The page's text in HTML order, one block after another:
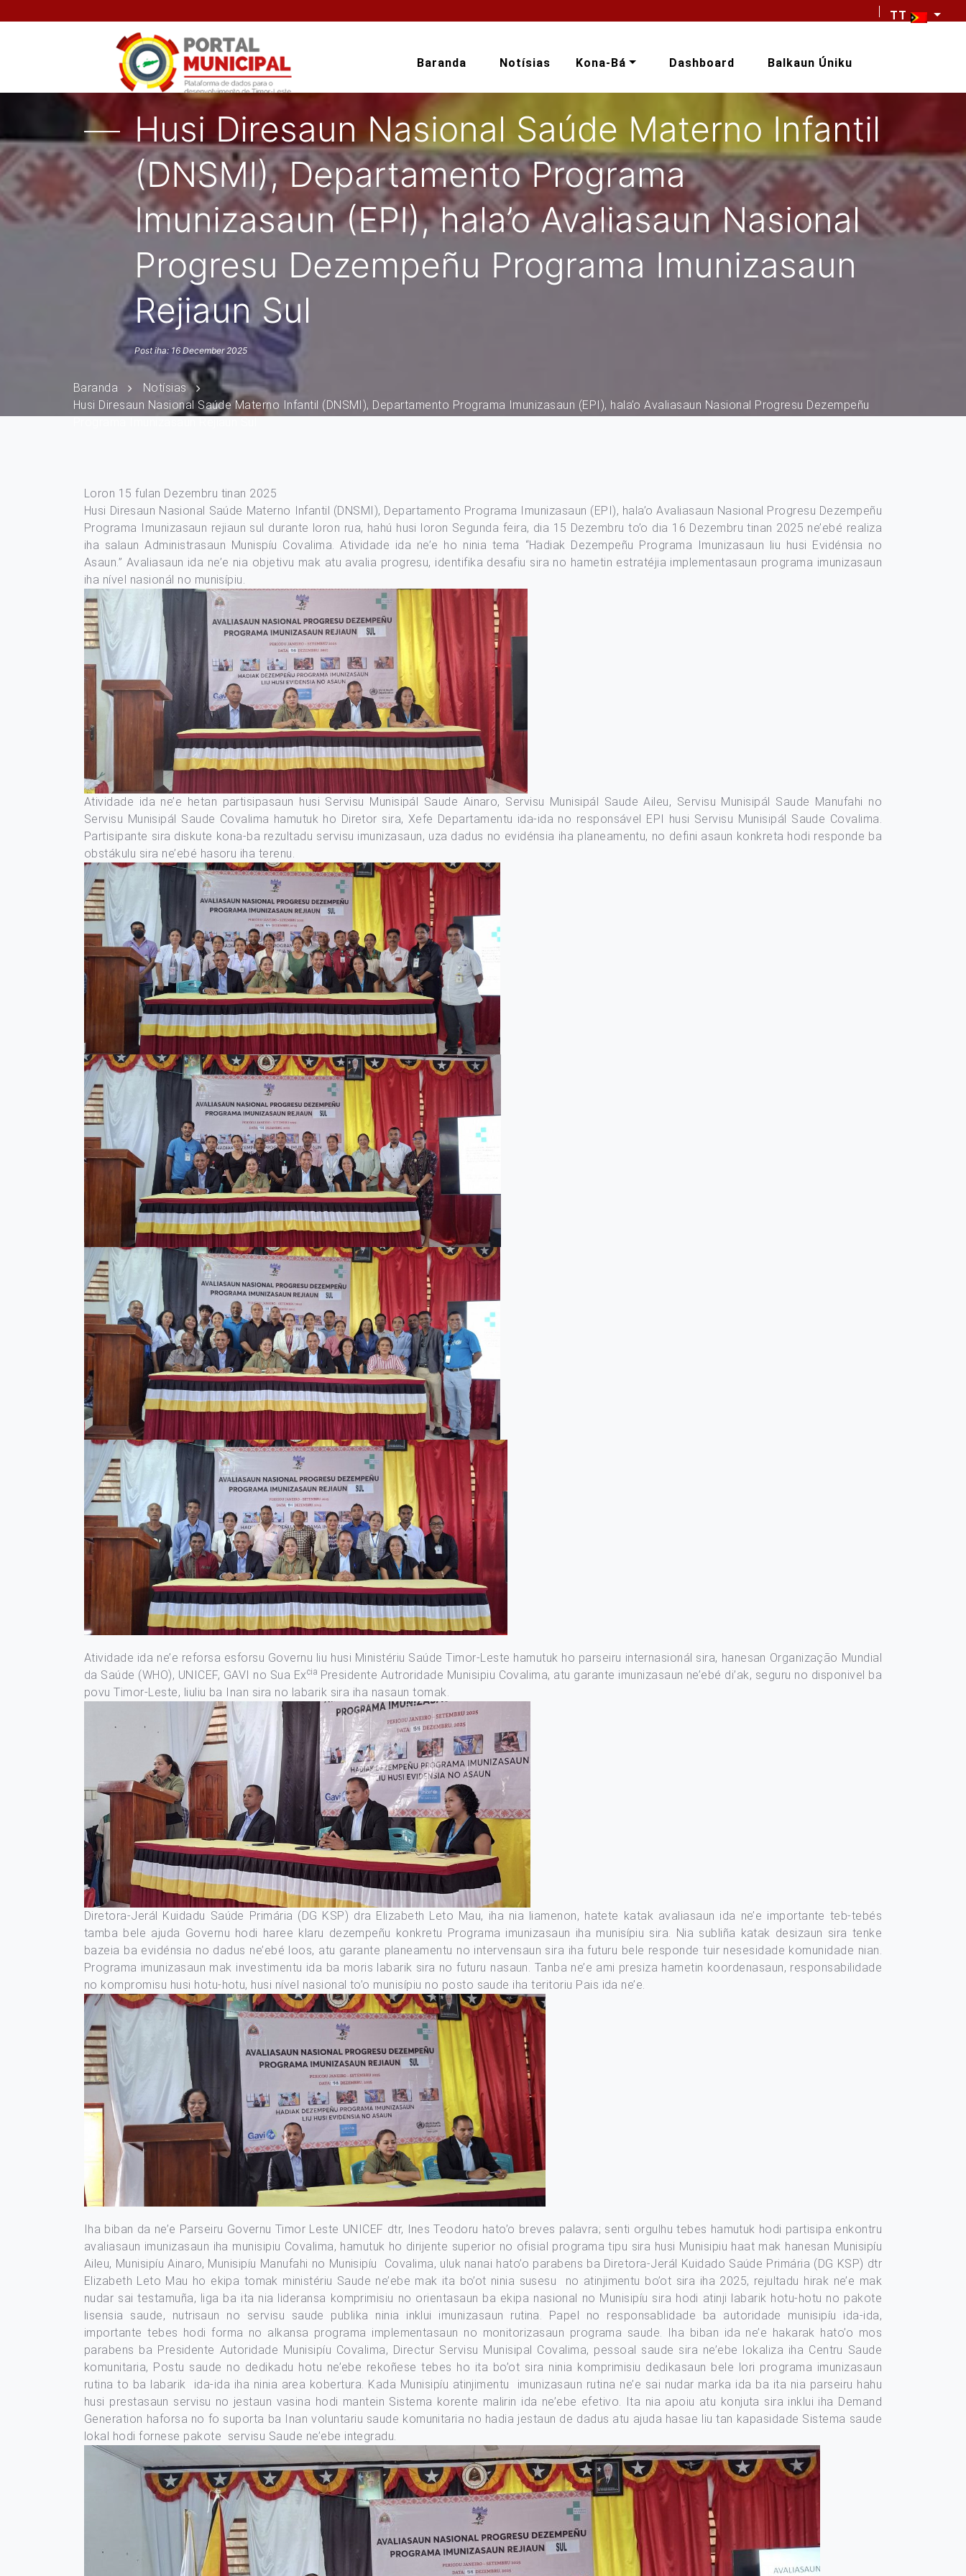
TT
Baranda Notísias Kona-Bá Dashboard Balkaun Úniku
Husi Diresaun Nasional Saúde Materno Infantil
(DNSMI), Departamento Programa
Imunizasaun (EPI), hala’o Avaliasaun Nasional
Progresu Dezempeñu Programa Imunizasaun
Rejiaun Sul
Post iha: 16 December 2025
Baranda
Notísias
Husi Diresaun Nasional Saúde Materno Infantil (DNSMI), Departamento Programa Imunizasaun (EPI), hala’o Avaliasaun Nasional Progresu Dezempeñu
Loron 15 fulan Dezembru tinan 2025
Husi Diresaun Nasional Saúde Materno Infantil (DNSMI), Departamento Programa Imunizasaun (EPI), hala’o Avaliasaun Nasional Progresu Dezempeñu
Programa Imunizasaun rejiaun sul durante loron rua, hahú husi loron Segunda feira, dia 15 Dezembru to’o dia 16 Dezembru tinan 2025 ne’ebé realiza
iha salaun Administrasaun Munispíu Covalima. Atividade ida ne’e ho ninia tema “Hadiak Dezempeñu Programa Imunizasaun liu husi Evidénsia no
Asaun.” Avaliasaun ida ne’e nia objetivu mak atu avalia progresu, identifika desafiu sira no hametin estratéjia implementasaun programa imunizasaun
iha nível nasionál no munisípiu.
Atividade ida ne’e hetan partisipasaun husi Servisu Munisipál Saude Ainaro, Servisu Munisipál Saude Aileu, Servisu Munisipál Saude Manufahi no
Servisu Munisipál Saude Covalima hamutuk ho Diretor sira, Xefe Departamentu ida-ida no responsável EPI husi Servisu Munisipál Saude Covalima.
Partisipante sira diskute kona-ba rezultadu servisu imunizasaun, uza dadus no evidénsia iha planeamentu, no defini asaun konkreta hodi responde ba
obstákulu sira ne’ebé hasoru iha terenu.
Atividade ida ne’e reforsa esforsu Governu liu husi Ministériu Saúde Timor-Leste hamutuk ho parseiru internasionál sira, hanesan Organização Mundial
da Saúde (WHO), UNICEF, GAVI no Sua Excia Presidente Autroridade Munisipiu Covalima, atu garante imunizasaun ne’ebé di’ak, seguru no disponivel ba
povu Timor-Leste, liuliu ba Inan sira no labarik sira iha nasaun tomak.
Diretora-Jerál Kuidadu Saúde Primária (DG KSP) dra Elizabeth Leto Mau, iha nia liamenon, hatete katak avaliasaun ida ne’e importante teb-tebés
tamba bele ajuda Governu hodi haree klaru dezempeñu konkretu Programa imunizasaun iha munisípiu sira. Nia subliña katak desizaun sira tenke
bazeia ba evidénsia no dadus ne’ebé loos, atu garante planeamentu no intervensaun sira iha futuru bele responde tuir nesesidade komunidade nian.
Programa imunizasaun mak investimentu ida ba moris labarik sira no futuru nasaun. Tanba ne’e ami presiza hametin koordenasaun, responsabilidade
no kompromisu husi hotu-hotu, husi nível nasional to’o munisípiu no posto saude iha teritoriu Pais ida ne’e.
Iha biban da ne’e Parseiru Governu Timor Leste UNICEF dtr, Ines Teodoru hato’o breves palavra; senti orgulhu tebes hamutuk hodi partisipa enkontru
avaliasaun imunizasaun iha munisipiu Covalima, hamutuk ho dirijente superior no ofisial programa tipu sira husi Munisipiu haat mak hanesan Munisipíu
Aileu, Munisipíu Ainaro, Munisipíu Manufahi no Munisipíu Covalima, uluk nanai hato’o parabens ba Diretora-Jerál Kuidado Saúde Primária (DG KSP) dtr
Elizabeth Leto Mau ho ekipa tomak ministériu Saude ne’ebe mak ita bo’ot ninia susesu no atinjimentu bo’ot sira iha 2025, rejultadu hirak ne’e mak
nudar sai testamuña, liga ba ita nia lideransa komprimisiu no orientasaun ba ekipa nasional no Munisipíu sira hodi atinji labarik hotu-hotu no pakote
lisensia saude, nutrisaun no servisu saude publika ninia inklui imunizasaun rutina. Papel no responsablidade ba autoridade munisipíu ida-ida,
importante tebes hodi forma no alkansa programa implementasaun no monitorizasaun programa saude. Iha biban ida ne’e hakarak hato’o mos
parabens ba Presidente Autoridade Munisipíu Covalima, Directur Servisu Munisipal Covalima, pessoal saude sira ne’ebe lokaliza iha Centru Saude
komunitaria, Postu saude no dedikadu hotu ne’ebe rekoñese tebes ho ita bo’ot sira ninia komprimisiu dedikasaun bele lori programa imunizasaun
rutina to ba labarik ida-ida iha ninia area kobertura. Kada Munisipíu atinjimentu imunizasaun rutina ne’e sai nudar marka ida ba ita nia parseiru hahu
husi prestasaun servisu no jestaun vasina hodi mantein Sistema korente malirin ida ne’ebe efetivo. Ita nia apoiu atu konjuta sira inklui iha Demand
Generation haforsa no fo suporta ba Inan voluntariu saude komunitaria no hadia jestaun de dadus atu ajuda hasae liu tan kapasidade Sistema saude
lokal hodi fornese pakote servisu Saude ne’ebe integradu.